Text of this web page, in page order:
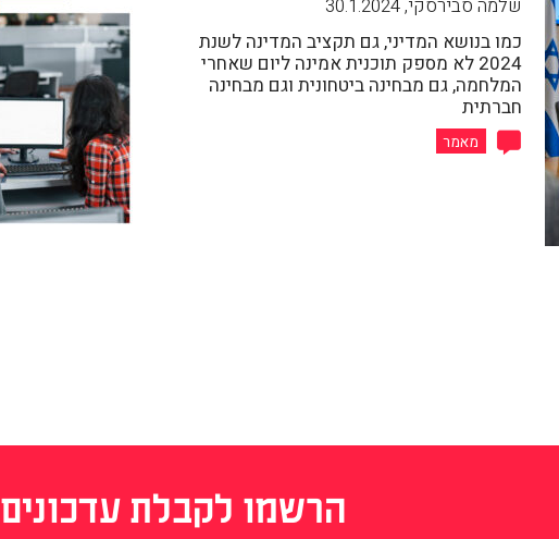
שלמה סבירסקי,
30.1.2024
כמו בנושא המדיני, גם תקציב המדינה לשנת
2024 לא מספק תוכנית אמינה ליום שאחרי
המלחמה, גם מבחינה ביטחונית וגם מבחינה
חברתית
מאמר
הרשמו לקבלת עדכונים